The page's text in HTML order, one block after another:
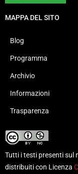
MAPPA DEL SITO
Blog
Programma
Archivio
Informazioni
Trasparenza
Tutti i testi presenti sul
distribuiti con Licenza